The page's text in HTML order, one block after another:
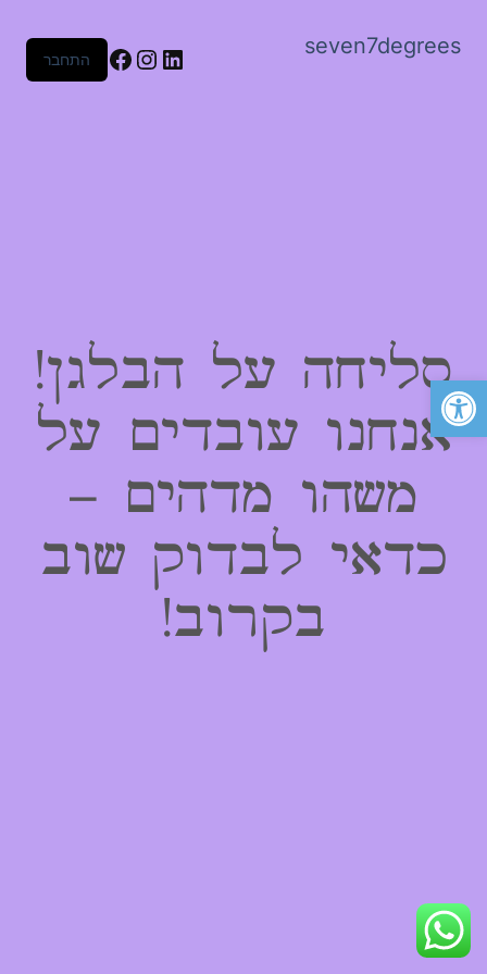
פתח סרגל נגישות
seven7degrees
LinkedIn
Instagram
Facebook
התחבר
סליחה על הבלגן!
אנחנו עובדים על
משהו מדהים –
כדאי לבדוק שוב
בקרוב!